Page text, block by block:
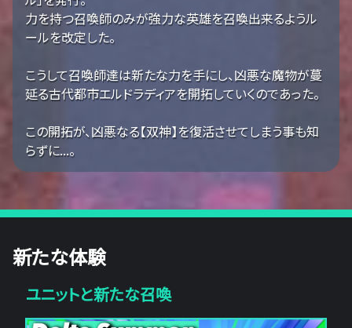
力を持つ召喚師のみが強力な英雄を召喚出来るようル
ールを改定した。
こうして召喚師達は新たな力を手にし、凶悪な魔物が蔓
延る古代都市エルドラディアを開拓していくのであった。
この開拓が、凶悪なる【双神】を復活させてしまう事も知
らずに...。
新たな体験
ユニットと新たな召喚